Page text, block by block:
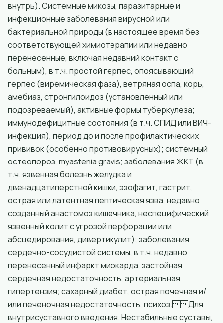
внутрь). Системные микозы, паразитарные и
инфекционные заболевания вирусной или
бактериальной природы (в настоящее время без
соответствующей химиотерапии или недавно
перенесенные, включая недавний контакт с
больным), в т.ч. простой герпес, опоясывающий
герпес (виремическая фаза), ветряная оспа, корь,
амебиаз, стронгилоидоз (установленный или
подозреваемый), активные формы туберкулеза;
иммунодефицитные состояния (в т.ч. СПИД или ВИЧ-
инфекция), период до и после профилактических
прививок (особенно противовирусных); системный
остеопороз, myastenia gravis; заболевания ЖКТ (в
т.ч. язвенная болезнь желудка и
двенадцатиперстной кишки, эзофагит, гастрит,
острая или латентная пептическая язва, недавно
созданный анастомоз кишечника, неспецифический
язвенный колит с угрозой перфорации или
абсцедирования, дивертикулит); заболевания
сердечно-сосудистой системы, в т.ч. недавно
перенесенный инфаркт миокарда, застойная
сердечная недостаточность, артериальная
гипертензия; сахарный диабет, острая почечная и/
или печеночная недостаточность, психоз. Для
внутрисуставного введения. Нестабильные суставы,